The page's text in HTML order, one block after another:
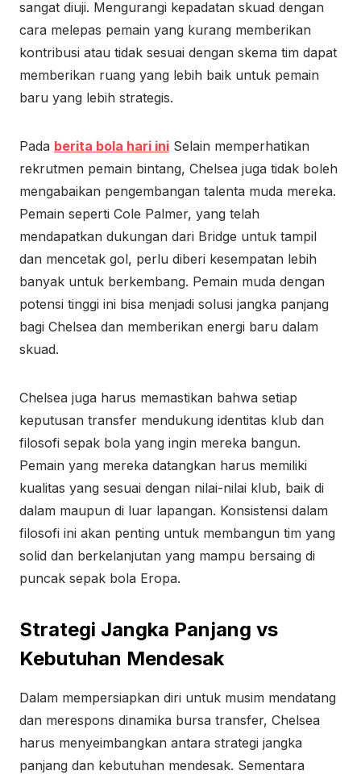
sangat diuji. Mengurangi kepadatan skuad dengan
cara melepas pemain yang kurang memberikan
kontribusi atau tidak sesuai dengan skema tim dapat
memberikan ruang yang lebih baik untuk pemain
baru yang lebih strategis.
Pada berita bola hari ini Selain memperhatikan
rekrutmen pemain bintang, Chelsea juga tidak boleh
mengabaikan pengembangan talenta muda mereka.
Pemain seperti Cole Palmer, yang telah
mendapatkan dukungan dari Bridge untuk tampil
dan mencetak gol, perlu diberi kesempatan lebih
banyak untuk berkembang. Pemain muda dengan
potensi tinggi ini bisa menjadi solusi jangka panjang
bagi Chelsea dan memberikan energi baru dalam
skuad.
Chelsea juga harus memastikan bahwa setiap
keputusan transfer mendukung identitas klub dan
filosofi sepak bola yang ingin mereka bangun.
Pemain yang mereka datangkan harus memiliki
kualitas yang sesuai dengan nilai-nilai klub, baik di
dalam maupun di luar lapangan. Konsistensi dalam
filosofi ini akan penting untuk membangun tim yang
solid dan berkelanjutan yang mampu bersaing di
puncak sepak bola Eropa.
Strategi Jangka Panjang vs
Kebutuhan Mendesak
Dalam mempersiapkan diri untuk musim mendatang
dan merespons dinamika bursa transfer, Chelsea
harus menyeimbangkan antara strategi jangka
panjang dan kebutuhan mendesak. Sementara